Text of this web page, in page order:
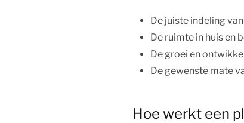
De juiste indeling
De ruimte in huis en
De groei en
De gewenste mate
Hoe werkt een